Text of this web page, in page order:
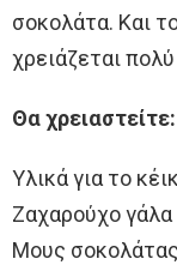
σοκολάτα. Και
χρειάζεται
Θα χρειαστείτε:
Υλικά για το
Ζαχαρούχο
Μους σοκολάτας